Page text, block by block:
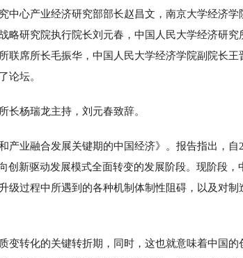
中心产业经济研究部部长赵昌文，南京大学经济
略研究院执行院长刘元春，中国人民大学经济研
联席所长毛振华，中国人民大学经济学院副院长
论坛。
长杨瑞龙主持，刘元春致辞。
产业融合发展关键期的中国经济》。报告指出，
创新驱动发展模式全面转变的发展阶段。现阶段
级过程中所遇到的各种机制体制性阻碍，以及对
变转化的关键转折期，同时，这也就意味着中国